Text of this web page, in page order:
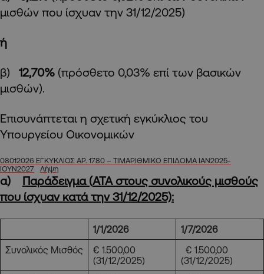
μισθών που ίσχυαν την 31/12/2025)
ή
β) 12,70% (πρόσθετο 0,03% επί των βασικών
μισθών).
Επισυνάπτεται η σχετική εγκύκλιος του
Υπουργείου Οικονομικών
08012026 ΕΓΚΥΚΛΙΟΣ ΑΡ. 1780 – ΤΙΜΑΡΙΘΜΙΚΟ ΕΠΙΔΟΜΑ IAN2025-
IOYN2027
Λήψη
α) Παράδειγμα (ATAστους συνολικούς μισθούς
που ίσχυαν κατά την 31/12/2025):
1/1/2026
1/7/2026
Συνολικός Μισθός
€ 1.500,00
(31/12/2025)
€ 1.500,00
(31/12/2025)